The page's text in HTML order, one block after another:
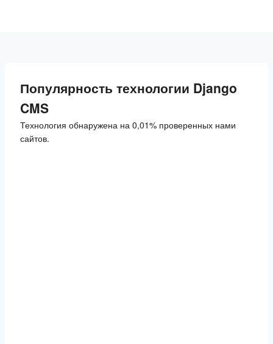
Популярность технологии Django
CMS
Технология обнаружена на 0,01% проверенных нами
сайтов.